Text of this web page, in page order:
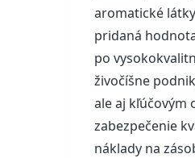
aromatické
pridaná
po
živočíšne
ale aj kľúčovým
zabezpečenie
náklady na